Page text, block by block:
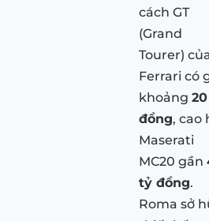
cách GT
(Grand
Tourer)
Ferrari có
khoảng
đồng, cao
Maserati
MC20 gần
tỷ đồng.
Roma sở